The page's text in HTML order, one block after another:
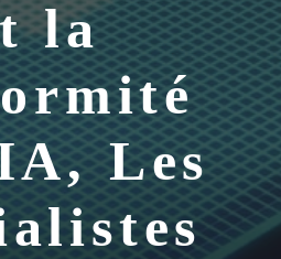
la
Les